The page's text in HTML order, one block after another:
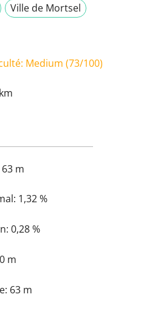
Ville de Mortsel
Medium (73/100)
63 m
1,32 %
0,28 %
0 m
63 m